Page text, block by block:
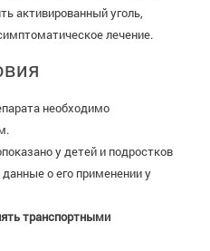
активированный уголь,
лечение.
необходимо
у детей и подростков
о его применении у
транспортными